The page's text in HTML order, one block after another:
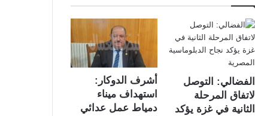
الفضالي: التوصل
لاتفاق المرحلة
الثانية في غزة يؤكد
أشرف الدوكار:
استهداف ميناء
دمياط عمل عدائي